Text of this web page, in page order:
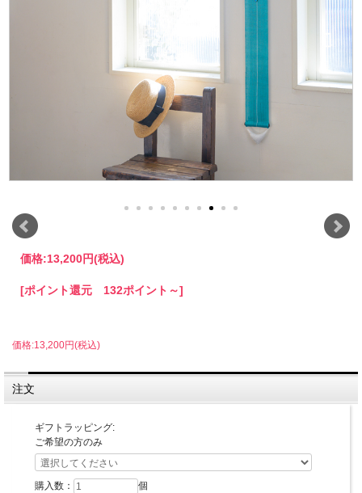
価格:13,200円(税込)
[ポイント還元 132ポイント～]
価格:13,200円(税込)
注文
ギフトラッピング:
ご希望の方のみ
購入数： 個